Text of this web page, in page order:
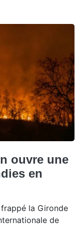
ouvre une
en
la Gironde
de